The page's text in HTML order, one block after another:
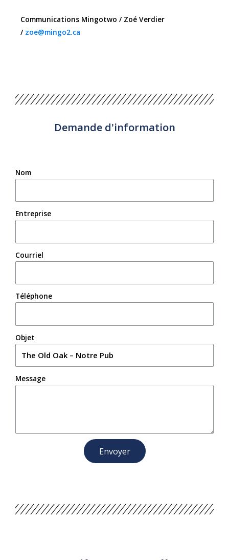
Communications Mingotwo / Zoé Verdier
/ zoe@mingo2.ca
Demande d'information
Nom
Entreprise
Courriel
Téléphone
Objet
Message
Envoyer